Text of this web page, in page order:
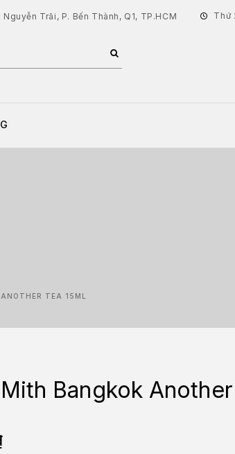
Nguyễn Trãi, P. Bến Thành, Q1, TP.HCM Thứ
TEA 15ML
Bangkok Another